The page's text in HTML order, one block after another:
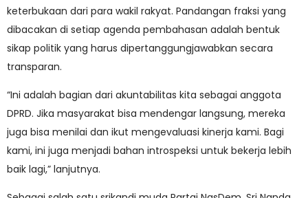
keterbukaan dari para wakil rakyat. Pandangan fraksi yang
dibacakan di setiap agenda pembahasan adalah bentuk
sikap politik yang harus dipertanggungjawabkan secara
transparan.
“Ini adalah bagian dari akuntabilitas kita sebagai anggota
DPRD. Jika masyarakat bisa mendengar langsung, mereka
juga bisa menilai dan ikut mengevaluasi kinerja kami. Bagi
kami, ini juga menjadi bahan introspeksi untuk bekerja lebih
baik lagi,” lanjutnya.